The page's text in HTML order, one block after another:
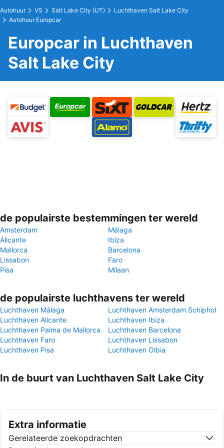
Autohuur VS Salt Lake City (UT)
Luchthaven Salt Lake City
Autohuur Europcar
Europcar in Luchthaven
Salt Lake City
de populairste bestemmingen ter wereld
Amsterdam
Málaga
Alicante
Ibiza
Mallorca
Barcelona
Lissabon
Faro
Pisa
Milaan
de populairste luchthavens ter wereld
Luchthaven Málaga
Luchthaven Amsterdam Schiphol
Luchthaven Alicante
Luchthaven Ibiza
Luchthaven Palma de Mallorca
Luchthaven Barcelona
Luchthaven Faro
Luchthaven Lissabon
Luchthaven Pisa
Luchthaven Olbia
In de buurt van Luchthaven Salt Lake City
Extra informatie
Gerelateerde zoekopdrachten